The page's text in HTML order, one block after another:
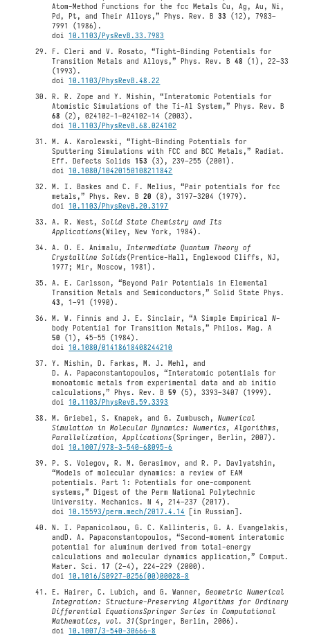
Atom-Method Functions for the fcc Metals Cu, Ag, Au, Ni,
Pd, Pt, and Their Alloys,” Phys. Rev. B33 (12), 7983–
7991 (1986).
doi10.1103/PysRevB.33.7983
F. Cleri and V. Rosato, “Tight-Binding Potentials for
Transition Metals and Alloys,” Phys. Rev. B48 (1), 22–33
(1993).
doi10.1103/PhysRevB.48.22
R. R. Zope and Y. Mishin, “Interatomic Potentials for
Atomistic Simulations of the Ti-Al System,” Phys. Rev. B
68 (2), 024102-1–024102-14 (2003).
doi10.1103/PhysRevB.68.024102
M. A. Karolewski, “Tight-Binding Potentials for
Sputtering Simulations with FCC and BCC Metals,” Radiat.
Eff. Defects Solids153 (3), 239–255 (2001).
doi10.1080/10420150108211842
M. I. Baskes and C. F. Melius, “Pair potentials for fcc
metals,” Phys. Rev. B20 (8), 3197–3204 (1979).
doi10.1103/PhysRevB.20.3197
A. R. West,Solid State Chemistry and Its
Applications(Wiley, New York, 1984).
A. O. E. Animalu,Intermediate Quantum Theory of
Crystalline Solids(Prentice-Hall, Englewood Cliffs, NJ,
1977; Mir, Moscow, 1981).
A. E. Carlsson, “Beyond Pair Potentials in Elemental
Transition Metals and Semiconductors,” Solid State Phys.
43 , 1–91 (1990).
M. W. Finnis and J. E. Sinclair, “A Simple EmpiricalN-
body Potential for Transition Metals,” Philos. Mag. A
50 (1), 45–55 (1984).
doi10.1080/01418618408244210
Y. Mishin, D. Farkas, M. J. Mehl, and
D. A. Papaconstantopoulos, “Interatomic potentials for
monoatomic metals from experimental data and ab initio
calculations,” Phys. Rev. B59 (5), 3393–3407 (1999).
doi10.1103/PhysRevB.59.3393
M. Griebel, S. Knapek, and G. Zumbusch,Numerical
Simulation in Molecular Dynamics: Numerics, Algorithms,
Parallelization, Applications(Springer, Berlin, 2007).
doi10.1007/978-3-540-68095-6
P. S. Volegov, R. M. Gerasimov, and R. P. Davlyatshin,
“Models of molecular dynamics: a review of EAM
potentials. Part 1: Potentials for one-component
systems,” Digest of the Perm National Polytechnic
University. Mechanics. N 4, 214–237 (2017).
doi10.15593/perm.mech/2017.4.14
[in Russian].
N. I. Papanicolaou, G. C. Kallinteris, G. A. Evangelakis,
andD. A. Papaconstantopoulos, “Second-moment interatomic
potential for aluminum derived from total-energy
calculations and molecular dynamics application,” Comput.
Mater. Sci.17 (2–4), 224–229 (2000).
doi10.1016/S0927-0256(00)00028-8
E. Hairer, C. Lubich, and G. Wanner,Geometric Numerical
Integration: Structure-Preserving Algorithms for Ordinary
Differential EquationsSpringer Series in Computational
Mathematics, vol. 31(Springer, Berlin, 2006).
doi10.1007/3-540-30666-8